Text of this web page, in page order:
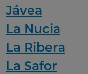
Jávea
La Nucia
La Ribera
La Safor